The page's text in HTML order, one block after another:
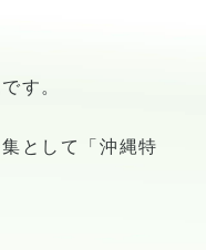
す。
として「沖縄特